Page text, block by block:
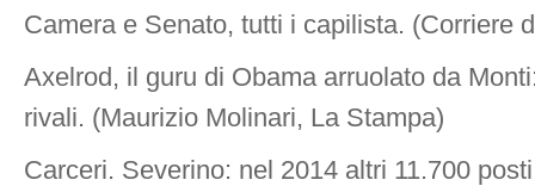
Camera e Senato, tutti i capilista. (Corriere
Axelrod, il guru di Obama arruolato da
rivali. (Maurizio Molinari, La Stampa)
Carceri. Severino: nel 2014 altri 11.700